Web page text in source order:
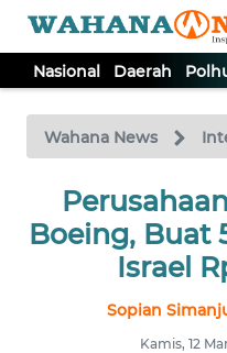
Nasional Daerah
Wahana News
Boeing, Buat
Israel
Sopian
Kamis, 12
TV
Tutup
NASIONAL
POLHUKAM